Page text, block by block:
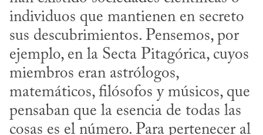
individuos que mantienen en secreto
sus descubrimientos. Pensemos, por
ejemplo, en la Secta Pitagórica, cuyos
miembros eran astrólogos,
matemáticos, filósofos y músicos, que
pensaban que la esencia de todas las
cosas es el número. Para pertenecer al